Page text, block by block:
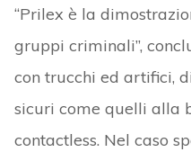
“Prilex è la
gruppi criminali”,
con trucchi ed artifici,
sicuri come quelli alla
contactless. Nel caso